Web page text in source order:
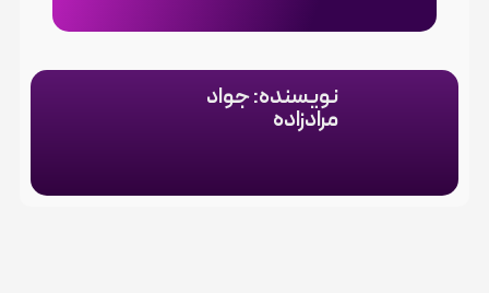
نویسنده: جواد
مرادزاده